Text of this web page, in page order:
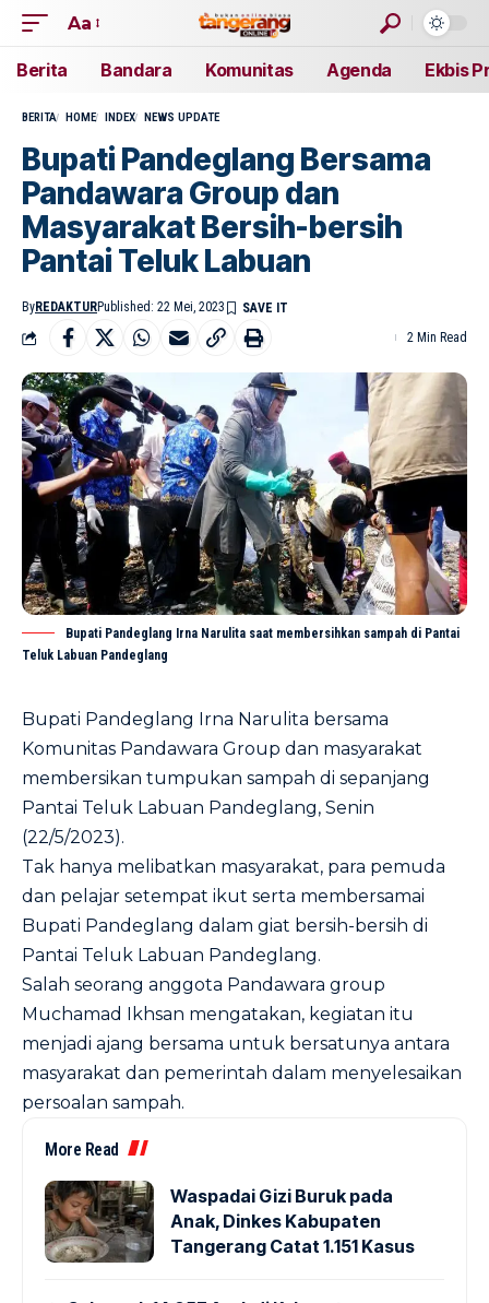
Aa
Berita Bandara Komunitas Agenda Ekbis
BERITA HOME INDEX NEWS UPDATE
Bupati Pandeglang Bersama
Pandawara Group dan
Masyarakat Bersih-bersih
Pantai Teluk Labuan
ByREDAKTURPublished: 22 Mei, 2023
2 Min Read
Bupati Pandeglang Irna Narulita saat membersihkan sampah di Pantai
Teluk Labuan Pandeglang
Bupati Pandeglang Irna Narulita bersama
Komunitas Pandawara Group dan masyarakat
membersikan tumpukan sampah di sepanjang
Pantai Teluk Labuan Pandeglang, Senin
(22/5/2023).
Tak hanya melibatkan masyarakat, para pemuda
dan pelajar setempat ikut serta membersamai
Bupati Pandeglang dalam giat bersih-bersih di
Pantai Teluk Labuan Pandeglang.
Salah seorang anggota Pandawara group
Muchamad Ikhsan mengatakan, kegiatan itu
menjadi ajang bersama untuk bersatunya antara
masyarakat dan pemerintah dalam menyelesaikan
persoalan sampah.
More Read
Waspadai Gizi Buruk pada
Anak, Dinkes Kabupaten
Tangerang Catat 1.151 Kasus